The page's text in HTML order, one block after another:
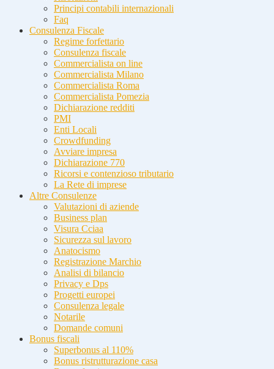
Principi contabili internazionali
Faq
Consulenza Fiscale
Regime forfettario
Consulenza fiscale
Commercialista on line
Commercialista Milano
Commercialista Roma
Commercialista Pomezia
Dichiarazione redditi
PMI
Enti Locali
Crowdfunding
Avviare impresa
Dichiarazione 770
Ricorsi e contenzioso tributario
La Rete di imprese
Altre Consulenze
Valutazioni di aziende
Business plan
Visura Cciaa
Sicurezza sul lavoro
Anatocismo
Registrazione Marchio
Analisi di bilancio
Privacy e Dps
Progetti europei
Consulenza legale
Notarile
Domande comuni
Bonus fiscali
Superbonus al 110%
Bonus ristrutturazione casa